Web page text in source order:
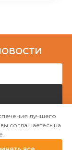
дом""
лучшего
соглашаетесь на